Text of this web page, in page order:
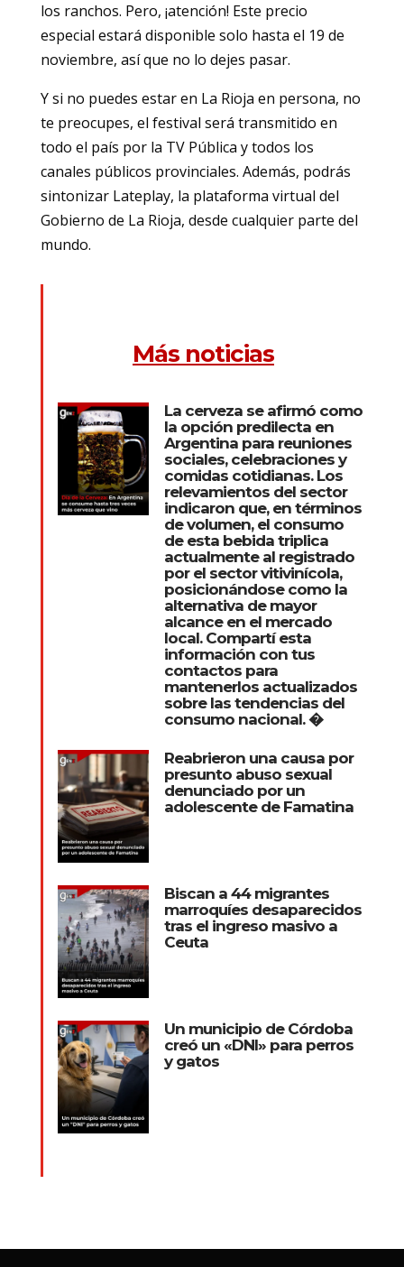
los ranchos. Pero, ¡atención! Este precio
especial estará disponible solo hasta el 19 de
noviembre, así que no lo dejes pasar.
Y si no puedes estar en La Rioja en persona, no
te preocupes, el festival será transmitido en
todo el país por la TV Pública y todos los
canales públicos provinciales. Además, podrás
sintonizar Lateplay, la plataforma virtual del
Gobierno de La Rioja, desde cualquier parte del
mundo.
Más noticias
La cerveza se afirmó como
la opción predilecta en
Argentina para reuniones
sociales, celebraciones y
comidas cotidianas. Los
relevamientos del sector
indicaron que, en términos
de volumen, el consumo
de esta bebida triplica
actualmente al registrado
por el sector vitivinícola,
posicionándose como la
alternativa de mayor
alcance en el mercado
local. Compartí esta
información con tus
contactos para
mantenerlos actualizados
sobre las tendencias del
consumo nacional. �
Reabrieron una causa por
presunto abuso sexual
denunciado por un
adolescente de Famatina
Biscan a 44 migrantes
marroquíes desaparecidos
tras el ingreso masivo a
Ceuta
Un municipio de Córdoba
creó un «DNI» para perros
y gatos